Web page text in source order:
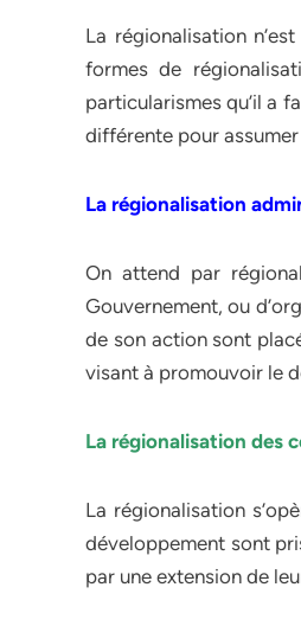
La régionalisation
formes de
particularismes qu’il a
différente pour
La régionalisation
On attend par
Gouvernement, ou
de son action sont
visant à promouvoir le
La régionalisation des
La régionalisation
développement sont
par une extension de